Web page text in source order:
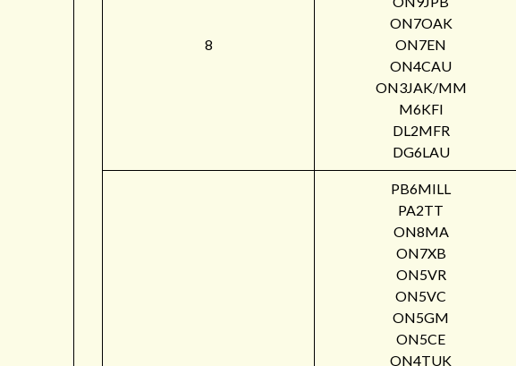
8
ON7OAK
ON7EN
ON4CAU
ON3JAK/MM
M6KFI
DL2MFR
DG6LAU
PB6MILL
PA2TT
ON8MA
ON7XB
ON5VR
ON5VC
ON5GM
ON5CE
ON4TUK